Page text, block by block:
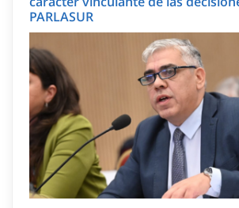
PARLASUR